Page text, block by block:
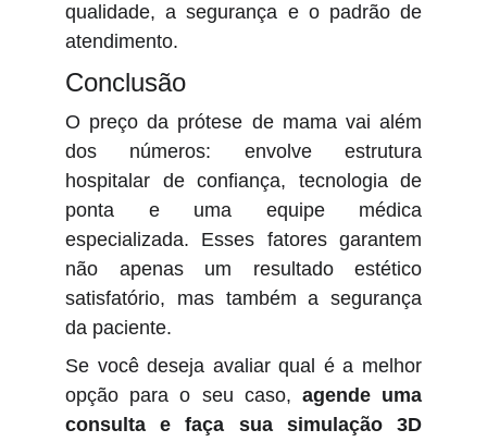
qualidade, a segurança e o padrão de
atendimento.
Conclusão
O preço da prótese de mama vai além
dos números: envolve estrutura
hospitalar de confiança, tecnologia de
ponta e uma equipe médica
especializada. Esses fatores garantem
não apenas um resultado estético
satisfatório, mas também a segurança
da paciente.
Se você deseja avaliar qual é a melhor
opção para o seu caso, agende uma
consulta e faça sua simulação 3D